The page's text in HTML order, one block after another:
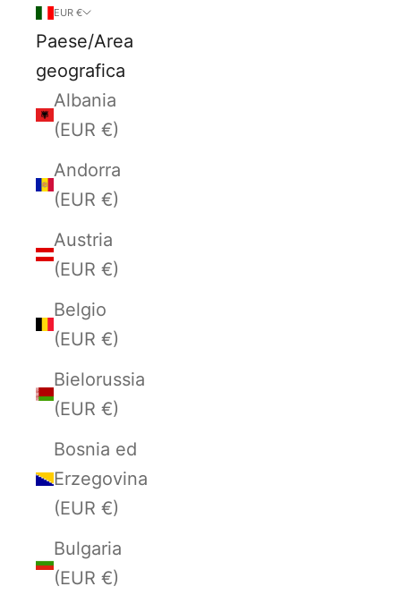
EUR €
Paese/Area
geografica
Albania
(EUR €)
Andorra
(EUR €)
Austria
(EUR €)
Belgio
(EUR €)
Bielorussia
(EUR €)
Bosnia ed
Erzegovina
(EUR €)
Bulgaria
(EUR €)